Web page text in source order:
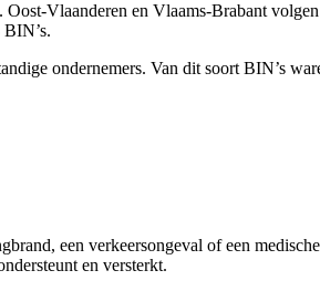
Oost-Vlaanderen en Vlaams-Brabant
ondernemers. Van dit soort BIN’s
een verkeersongeval of een
en versterkt.